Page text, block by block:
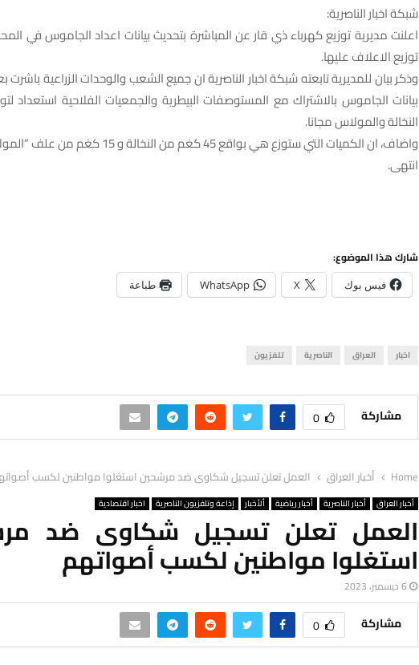
شبكة اخبار الناصرية:
اعلنت مديرية توزيع كهرباء ذي قار عن المباشرة بتحديث بيانات اعداد الجاموس في
توزيع الاعلاف عليها.
وذكر بيان للمديرية تابعته شبكة اخبار الناصرية ان جميع الشعب والوحدات الزراعية باشرت
بيانات الجاموس بالاشتراك مع المستوصفات البيطرية والجمعيات الفلاحية استعداد
النخالة والمولاس مجانا.
واضاف، ان الكميات التي ستوزع هي بواقع 45 كغم من النخالة و 15 كغم من علف “المولاس”.
انتهى.
شارك هذا الموضوع:
فيس بوك X
WhatsApp طباعة
اخبار العراق الناصرية تلفزيون
مشاركة 0
Home أخبار العراق العمل تعلن تسجيل شكاوى ضد مرشحين استغلوا مواطنين لكسب
أخبار العراق أخبار الناصرية أخبار رياضية ألأخبار إذاعة وتلفزيون الناصرية اخبار اقتصادية
العمل تعلن تسجيل شكاوى ضد
استغلوا مواطنين لكسب أصواتهم
6 ديسمبر، 2023
مشاركة 0